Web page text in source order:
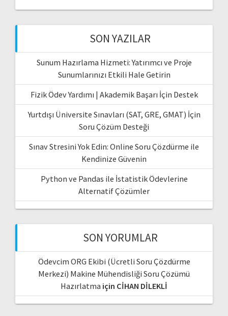
SON YAZILAR
Sunum Hazırlama Hizmeti: Yatırımcı ve Proje
Sunumlarınızı Etkili Hale Getirin
Fizik Ödev Yardımı | Akademik Başarı İçin Destek
Yurtdışı Üniversite Sınavları (SAT, GRE, GMAT) İçin
Soru Çözüm Desteği
Sınav Stresini Yok Edin: Online Soru Çözdürme ile
Kendinize Güvenin
Python ve Pandas ile İstatistik Ödevlerine
Alternatif Çözümler
SON YORUMLAR
Ödevcim ORG Ekibi (Ücretli Soru Çözdürme
Merkezi) Makine Mühendisliği Soru Çözümü
Hazırlatma için CİHAN DİLEKLİ